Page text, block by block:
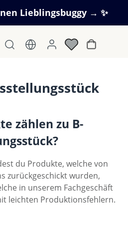
Lieblingsbuggy → ✨
zählen zu B-
du Produkte, welche von
zurückgeschickt wurden,
in unserem Fachgeschäft
leichten Produktionsfehlern.